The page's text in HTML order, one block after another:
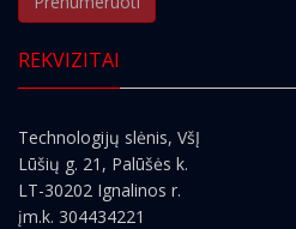
REKVIZITAI
Technologijų slėnis, VšĮ
Lūšių g. 21, Palūšės k.
LT-30202 Ignalinos r.
įm.k. 304434221